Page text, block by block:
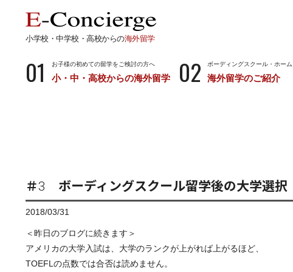
小学校・中学校・高校からの海外留学
01 お子様の初めての留学をご検討の方へ
小・中・高校からの海外留学 02 ボーディングスクール・ホー
海外留学のご紹介
高校生からのボーディングスクール
＃3 ボーディングスクール留学後の大学選択
2018/03/31
＜昨日のブログに続きます＞
アメリカの大学入試は、大学のランクが上がれば上がるほど、
TOEFLの点数では合否は読めません。